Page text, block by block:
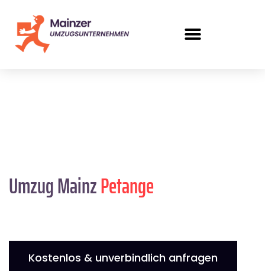
Umzug MainzPetange
Kostenlos & unverbindlich anfragen